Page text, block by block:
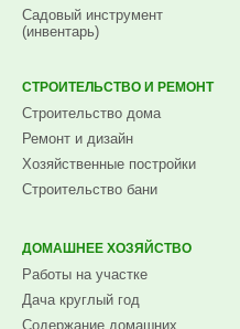
Садовый инструмент
(инвентарь)
СТРОИТЕЛЬСТВО И РЕМОНТ
Строительство дома
Ремонт и дизайн
Хозяйственные постройки
Строительство бани
ДОМАШНЕЕ ХОЗЯЙСТВО
Работы на участке
Дача круглый год
Содержание домашних